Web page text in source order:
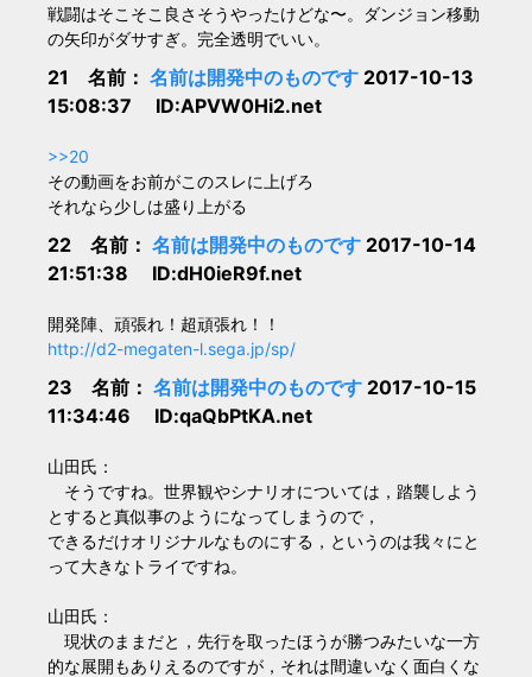
戦闘はそこそこ良さそうやったけどな〜。ダンジョン移動
の矢印がダサすぎ。完全透明でいい。
21 名前： 名前は開発中のものです 2017-10-13
15:08:37 ID:APVW0Hi2.net
>>20
その動画をお前がこのスレに上げろ
それなら少しは盛り上がる
22 名前： 名前は開発中のものです 2017-10-14
21:51:38 ID:dH0ieR9f.net
開発陣、頑張れ！超頑張れ！！
http://d2-megaten-l.sega.jp/sp/
23 名前： 名前は開発中のものです 2017-10-15
11:34:46 ID:qaQbPtKA.net
山田氏：
そうですね。世界観やシナリオについては，踏襲しよう
とすると真似事のようになってしまうので，
できるだけオリジナルなものにする，というのは我々にと
って大きなトライですね。
山田氏：
現状のままだと，先行を取ったほうが勝つみたいな一方
的な展開もありえるのですが，それは間違いなく面白くな